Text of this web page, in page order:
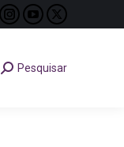
Instagram
opens
YouTube
opens
X
opens
Search:Pesquisar
Search:
Pesquisar